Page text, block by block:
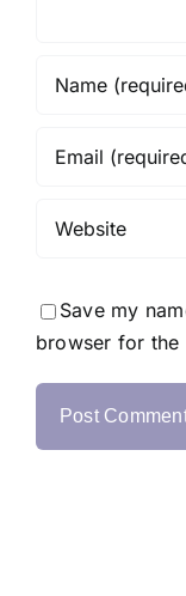
Save my
browser for the